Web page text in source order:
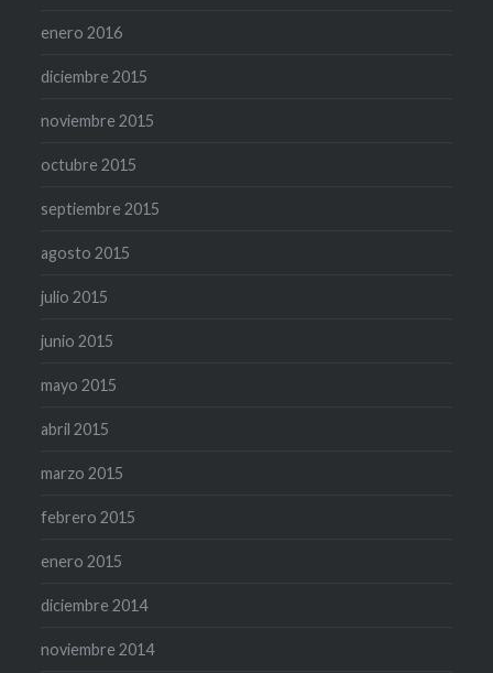
enero 2016
diciembre 2015
noviembre 2015
octubre 2015
septiembre 2015
agosto 2015
julio 2015
junio 2015
mayo 2015
abril 2015
marzo 2015
febrero 2015
enero 2015
diciembre 2014
noviembre 2014